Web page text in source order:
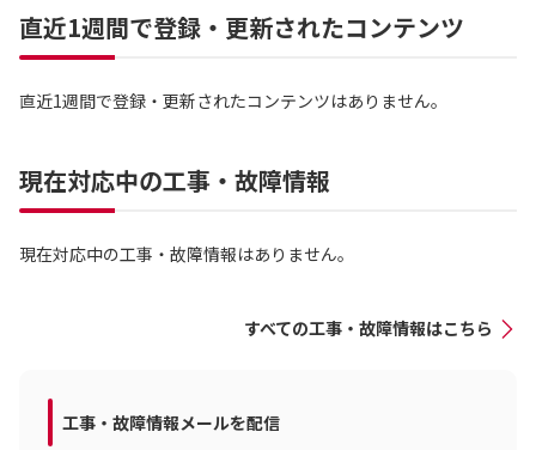
直近1週間で登録・更新されたコンテンツ
直近1週間で登録・更新されたコンテンツはありません。
現在対応中の工事・故障情報
現在対応中の工事・故障情報はありません。
すべての工事・故障情報はこちら
工事・故障情報メールを配信